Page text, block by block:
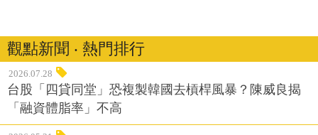
觀點新聞 ‧ 熱門排行
2026.07.28
台股「四貸同堂」恐複製韓國去槓桿風暴？陳威良揭
「融資體脂率」不高